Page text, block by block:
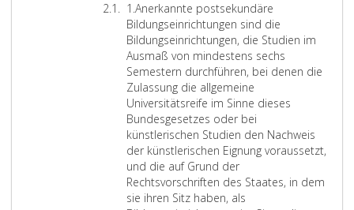
1.Z
i
f
f
e
r
e
i
n
s
Anerkannte postsekundäre
Bildungseinrichtungen sind die
Bildungseinrichtungen, die Studien im
Ausmaß von mindestens sechs
Semestern durchführen, bei denen die
Zulassung die allgemeine
Universitätsreife im Sinne dieses
Bundesgesetzes oder bei
künstlerischen Studien den Nachweis
der künstlerischen Eignung voraussetzt,
und die auf Grund der
Rechtsvorschriften des Staates, in dem
sie ihren Sitz haben, als